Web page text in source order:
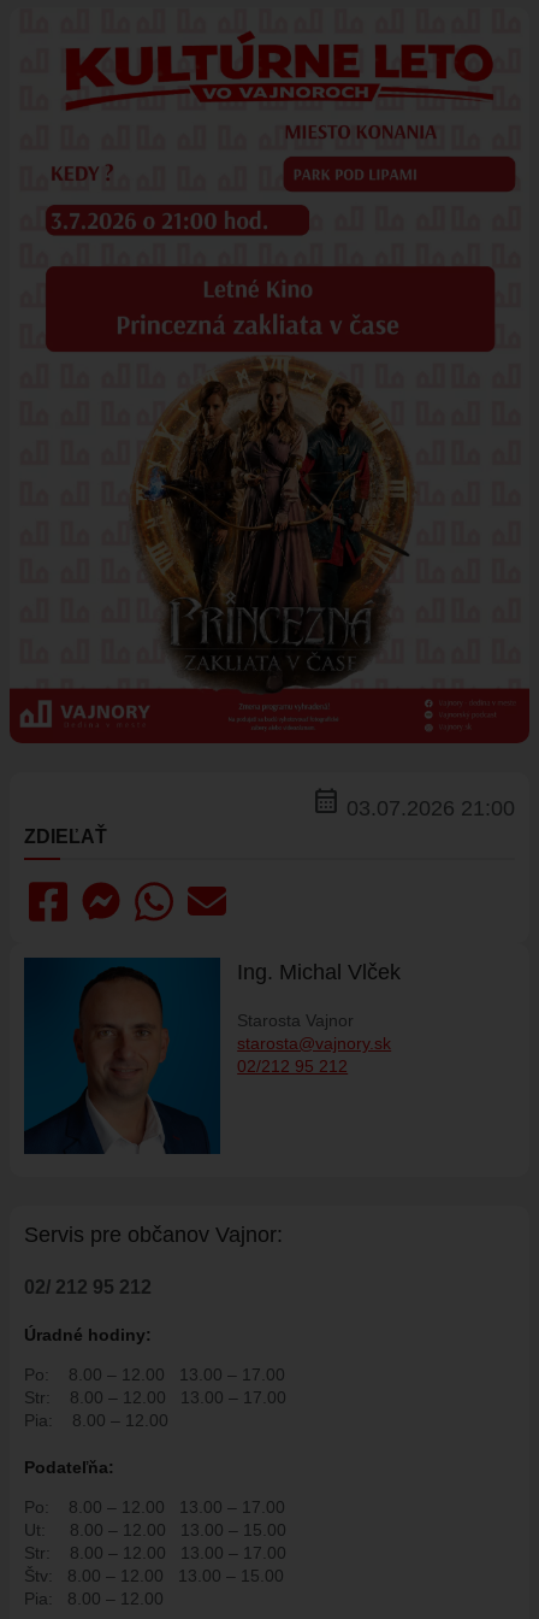
STAROSTA
ZÁSTUPKYŇA STAROSTU
MIESTNE ZASTUPITEĽSTVO
KOMISIE
MIESTNA RADA
VOĽBY DO ORGÁNOV ÚZEMNEJ SAMOSPRÁVY
REFERENDUM
OTVORENÁ SAMOSPRÁVA
ÚRADNÁ TABUĽA
ZMLUVY, OBJEDNÁVKY, FAKTÚRY
DOKUMENTY
ROZPOČET
VAJNORSKÁ PODPORNÁ SPOLOČNOSŤ
PETÍCIE
ZVEREJNENIE VYDANÝCH POVOLENÍ NA ROZKOPÁVKY
EURÓPSKE FONDY
PARTICIPATÍVNY ROZPOČET
O VAJNOROCH
HISTÓRIA VAJNOR
VAJNORY V MÉDIÁCH
FOTOGALÉRIA
ROZHLAS
ŠPECIALIZOVANÉ ZARIADENIE PRE SENIOROV (ALVIANO)
HARMONOGRAM PODUJATÍ
KNIŽNICA
ZDRUŽENIA A SPOLKY
KERAMICKÁ DIELŇA
calendar_month 03.07.2026 21:00
ZDIEĽAŤ
Ing. Michal Vlček
Starosta Vajnor
starosta@vajnory.sk
02/212 95 212
Servis pre občanov Vajnor:
02/ 212 95 212
Úradné hodiny:
Po: 8.00 – 12.00
13.00 – 17.00
Str:
8.00 – 12.00
13.00 – 17.00
Pia:
8.00 – 12.00
Podateľňa:
Po: 8.00 – 12.00
13.00 – 17.00
Ut:
8.00 – 12.00
13.00 – 15.00
Str:
8.00 – 12.00
13.00 – 17.00
Štv:
8.00 – 12.00
13.00 – 15.00
Pia:
8.00 – 12.00